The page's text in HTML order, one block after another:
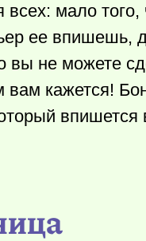
мало того,
ее впишешь,
вы не можете
вам кажется!